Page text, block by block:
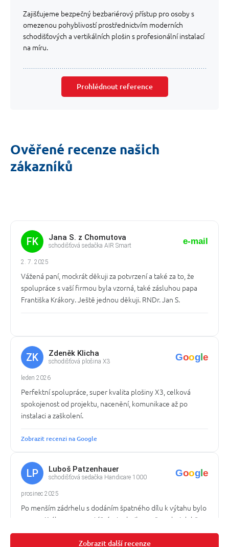
Zajišťujeme bezpečný bezbariérový přístup pro osoby s
omezenou pohyblivostí prostřednictvím moderních
schodišťových a vertikálních plošin s profesionální instalací
na míru.
Prohlédnout reference
Ověřené recenze našich
zákazníků
FK Jana S. z Chomutova
schodišťová sedačka AIR Smart e-mail
2. 7. 2025
Vážená paní, mockrát děkuji za potvrzení a také za to, že
spolupráce s vaší firmou byla vzorná, také zásluhou papa
Františka Krákory. Ještě jednou děkuji. RNDr. Jan S.
ZK Zdeněk Klicha
schodišťová plošina X3 Goog e
leden 2026
Perfektní spolupráce, super kvalita plošiny X3, celková
spokojenost od projektu, nacenění, komunikace až po
instalaci a zaškolení.
Zobrazit recenzi na Google
LP Luboš Patzenhauer
schodišťová sedačka Handicare 1000 Goog e
prosinec 2025
Po menším zádrhelu s dodáním špatného dílu k výtahu bylo
panem Krákorou a montážním technikem vše velmi dobře
vyřešeno, rodinný domek se díky schodišťovému výtahu
stal bezbarierový, ještě jednou děkujeme. L. Patzenhauer
Zobrazit další recenze